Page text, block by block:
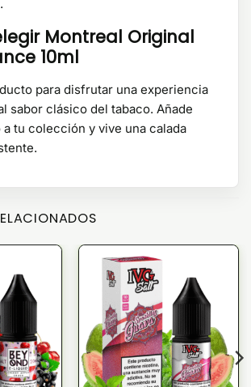
Montreal Original
10ml
para disfrutar una experiencia
sabor clásico del tabaco. Añade
tu colección y vive una calada